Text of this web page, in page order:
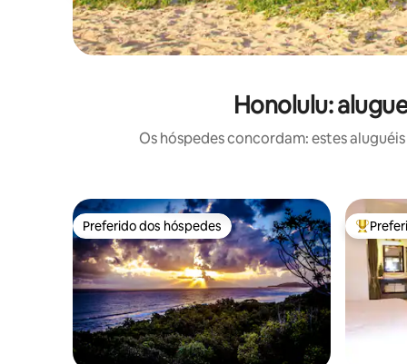
Honolulu:
Os hóspedes concordam: estes
Preferido dos hóspedes
Preferido dos hóspedes Entre